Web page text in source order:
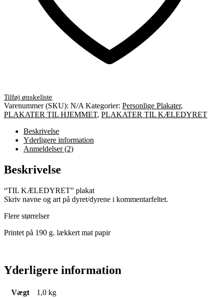
Varenummer (SKU): N/A Kategorier: Personlige Plakater,
PLAKATER TIL HJEMMET, PLAKATER TIL KÆLEDYRET
Beskrivelse
Yderligere information
Anmeldelser (2)
Beskrivelse
“TIL KÆLEDYRET” plakat
Skriv navne og art på dyret/dyrene i kommentarfeltet.
Flere størrelser
Printet på 190 g. lækkert mat papir
Yderligere information
Vægt 1,0 kg